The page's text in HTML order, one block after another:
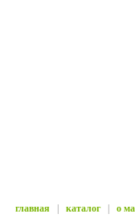
главная каталог| о